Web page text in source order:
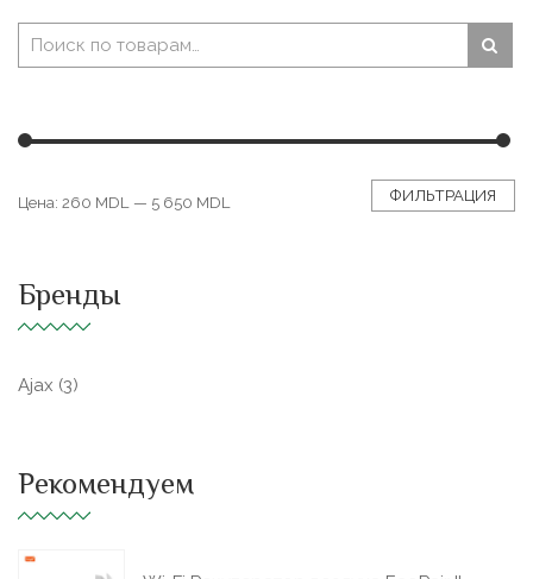
ФИЛЬТРАЦИЯ
Цена: 260 MDL — 5 650 MDL
Бренды
Ajax (3)
Рекомендуем